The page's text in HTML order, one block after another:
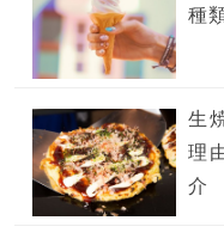
種
生
理
介